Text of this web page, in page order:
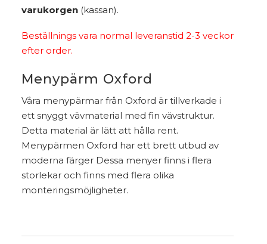
varukorgen (kassan).
Beställnings vara normal leveranstid 2-3 veckor
efter order.
Menypärm Oxford
Våra menypärmar från Oxford är tillverkade i
ett snyggt vävmaterial med fin vävstruktur.
Detta material är lätt att hålla rent.
Menypärmen Oxford har ett brett utbud av
moderna färger Dessa menyer finns i flera
storlekar och finns med flera olika
monteringsmöjligheter.